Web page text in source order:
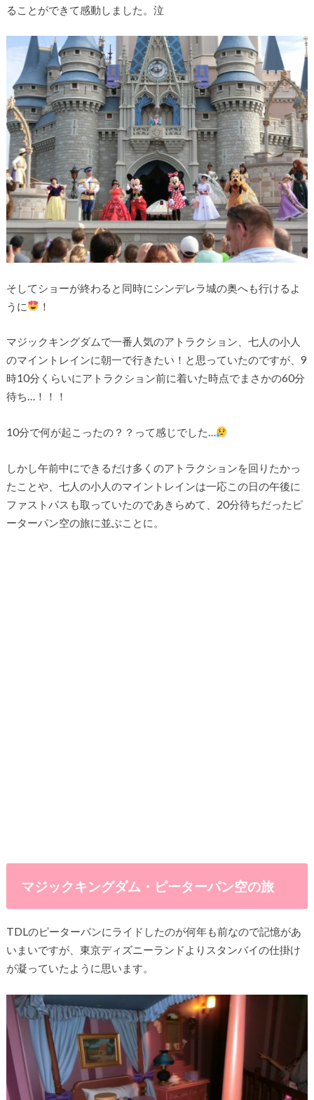
ることができて感動しました。泣
そしてショーが終わると同時にシンデレラ城の奥へも行けるよ
うに
！
マジックキングダムで一番人気のアトラクション、七人の小人
のマイントレインに朝一で行きたい！と思っていたのですが、9
時10分くらいにアトラクション前に着いた時点でまさかの60分
待ち…！！！
10分で何が起こったの？？って感じでした…
しかし午前中にできるだけ多くのアトラクションを回りたかっ
たことや、七人の小人のマイントレインは一応この日の午後に
ファストパスも取っていたのであきらめて、20分待ちだったピ
ーターパン空の旅に並ぶことに。
マジックキングダム・ピーターパン空の旅
TDLのピーターパンにライドしたのが何年も前なので記憶があ
いまいですが、東京ディズニーランドよりスタンバイの仕掛け
が凝っていたように思います。